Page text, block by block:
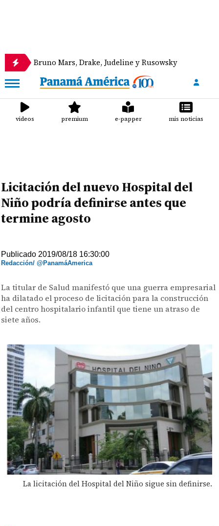
Bruno Mars, Drake, Judeline y Rusowsky
videos premium e-papper mis noticias
Licitación del nuevo Hospital del
Niño podría definirse antes que
termine agosto
Publicado 2019/08/18 16:30:00
Redacción/ @PanamáAmerica
La titular de Salud manifestó que una guerra empresarial
ha dilatado el proceso de licitación para la construcción
del centro hospitalario infantil que tiene un atraso de
siete años.
La licitación del Hospital del Niño sigue sin definirse.